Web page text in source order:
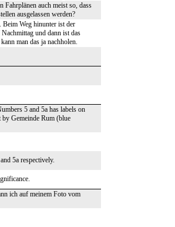
Fahrplänen auch meist so, dass
ausgelassen werden?
Beim Weg hinunter ist der
und dann ist das
man das ja nachholen.
5 and 5a has labels on
Gemeinde Rum (blue
5a respectively.
ich auf meinem Foto vom